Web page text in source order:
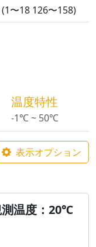
〜18 126〜158)
温度特性
-1℃ ~ 50℃
表示オプション
測温度：20℃